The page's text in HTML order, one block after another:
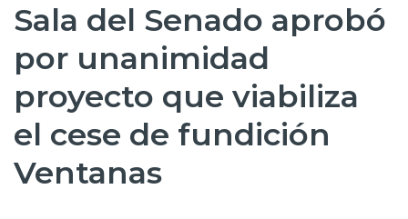
Nosotros
Operaciones
Proyectos
Sustentabilidad
Sala del Senado aprobó
por unanimidad
proyecto que viabiliza
el cese de fundición
Ventanas